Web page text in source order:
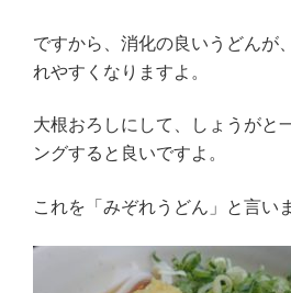
ですから、消化の良いうどんが
れやすくなりますよ。
大根おろしにして、しょうがと
ングすると良いですよ。
これを「みぞれうどん」と言い